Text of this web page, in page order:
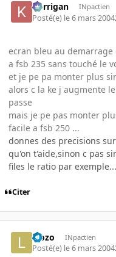
korrigan INpactien
Posté(e) le 6 mars 2004
ecran bleu au demarrage
a fsb 235 sans touché le
et je pe pa monter plus
alors c la ke j augmente
passe
mais je pe pas monter
facile a fsb 250 ...
donnes des precisions
qu'on t'aide,sinon c pas
files le ratio par exemple...
Citer
l3ozo INpactien
Posté(e) le 6 mars 2004